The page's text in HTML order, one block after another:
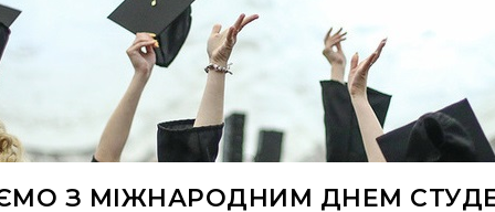
З МІЖНАРОДНИМ ДНЕМ